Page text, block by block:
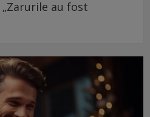
au fost